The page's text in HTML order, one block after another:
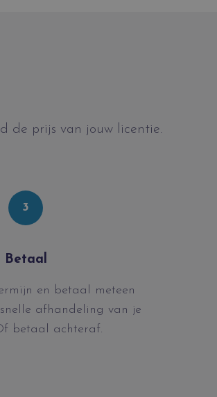
de prijs van jouw licentie.
3
Betaal
en betaal meteen
afhandeling van je
betaal achteraf.